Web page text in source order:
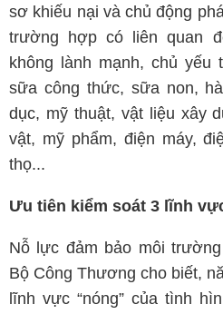
sơ khiếu nại và chủ động
trường hợp có liên quan
không lành mạnh, chủ
sữa công thức, sữa non,
dục, mỹ thuật, vật liệu xây
vật, mỹ phẩm, điện máy,
thọ...
Ưu tiên kiểm soát 3 lĩnh
Nỗ lực đảm bảo môi
Bộ Công Thương cho biết,
lĩnh vực “nóng” của tình